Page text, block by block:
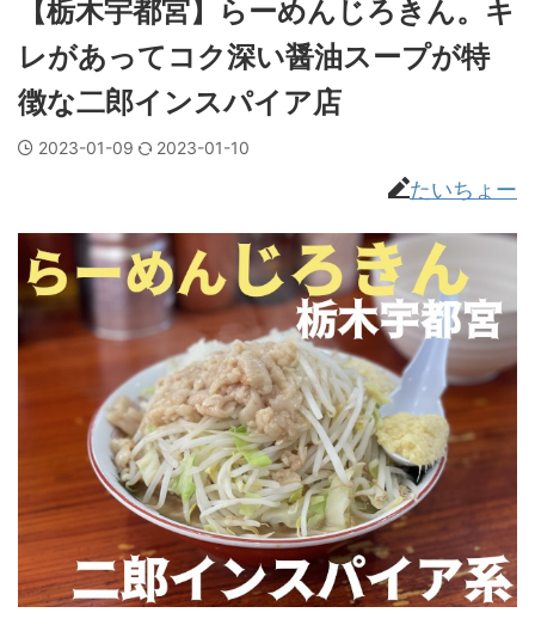
【栃木宇都宮】らーめんじろきん。キ
レがあってコク深い醤油スープが特
徴な二郎インスパイア店
2023-01-09 2023-01-10
たいちょー